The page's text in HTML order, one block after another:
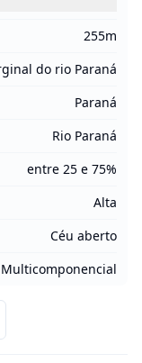
255m
do rio Paraná
Paraná
Rio Paraná
entre 25 e 75%
Alta
Céu aberto
Multicomponencial